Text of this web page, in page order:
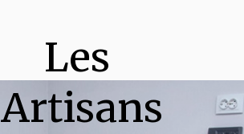
Les
Artisans